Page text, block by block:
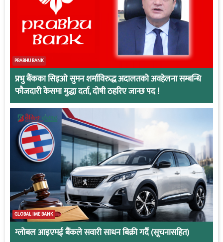
PRABHU BANK
प्रभु बैंकका सिइओ सुमन शर्माविरुद्ध अदालतको अवहेलना सम्बन्धि
फौजदारी केसमा मुद्धा दर्ता, दोषी ठहरिए जान्छ पद !
GLOBAL IME BANK
ग्लोबल आइएमई बैंकले सवारी साधन बिक्री गर्दै (सूचनासहित)